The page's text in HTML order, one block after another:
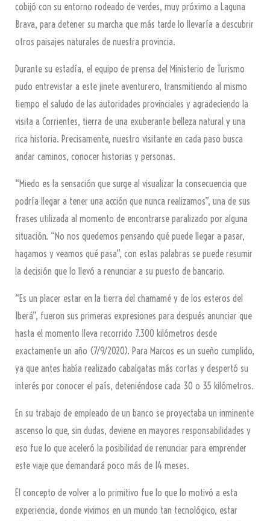
cobijó con su entorno rodeado de verdes, muy próximo a Laguna
Brava, para detener su marcha que más tarde lo llevaría a descubrir
otros paisajes naturales de nuestra provincia.
Durante su estadía, el equipo de prensa del Ministerio de Turismo
pudo entrevistar a este jinete aventurero, transmitiendo al mismo
tiempo el saludo de las autoridades provinciales y agradeciendo la
visita a Corrientes, tierra de una exuberante belleza natural y una
rica historia. Precisamente, nuestro visitante en cada paso busca
andar caminos, conocer historias y personas.
“Miedo es la sensación que surge al visualizar la consecuencia que
podría llegar a tener una acción que nunca realizamos”, una de sus
frases utilizada al momento de encontrarse paralizado por alguna
situación. “No nos quedemos pensando qué puede llegar a pasar,
hagamos y veamos qué pasa”, con estas palabras se puede resumir
la decisión que lo llevó a renunciar a su puesto de bancario.
“Es un placer estar en la tierra del chamamé y de los esteros del
Iberá”, fueron sus primeras expresiones para después anunciar que
hasta el momento lleva recorrido 7.300 kilómetros desde
exactamente un año (7/9/2020). Para Marcos es un sueño cumplido,
ya que antes había realizado cabalgatas más cortas y despertó su
interés por conocer el país, deteniéndose cada 30 o 35 kilómetros.
En su trabajo de empleado de un banco se proyectaba un inminente
ascenso lo que, sin dudas, deviene en mayores responsabilidades y
eso fue lo que aceleró la posibilidad de renunciar para emprender
este viaje que demandará poco más de 14 meses.
El concepto de volver a lo primitivo fue lo que lo motivó a esta
experiencia, donde vivimos en un mundo tan tecnológico, estar